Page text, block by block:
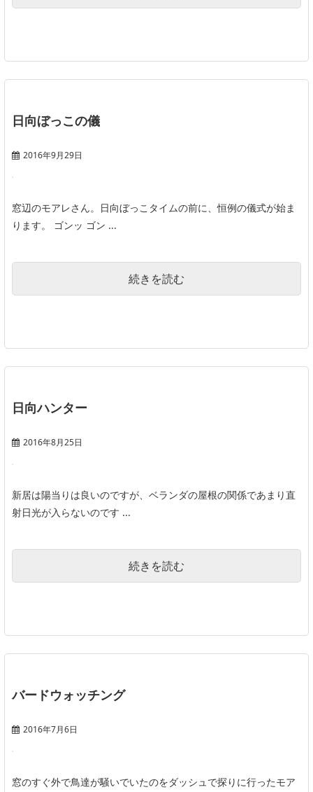
日向ぼっこの儀
2016年9月29日
窓辺のモアレさん。日向ぼっこタイムの前に、恒例の儀式が始ま
ります。 ゴンッ ゴン ...
続きを読む
日向ハンター
2016年8月25日
新居は陽当りは良いのですが、ベランダの屋根の関係であまり直
射日光が入らないのです ...
続きを読む
バードウォッチング
2016年7月6日
窓のすぐ外で鳥達が騒いでいたのをダッシュで探りに行ったモア